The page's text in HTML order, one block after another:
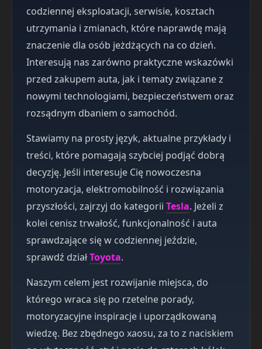
codziennej eksploatacji, serwisie, kosztach
utrzymania i zmianach, które naprawdę mają
znaczenie dla osób jeżdżących na co dzień.
Interesują nas zarówno praktyczne wskazówki
przed zakupem auta, jak i tematy związane z
nowymi technologiami, bezpieczeństwem oraz
rozsądnym dbaniem o samochód.
Stawiamy na prosty język, aktualne przykłady i
treści, które pomagają szybciej podjąć dobrą
decyzję. Jeśli interesuje Cię nowoczesna
motoryzacja, elektromobilność i rozwiązania
przyszłości, zajrzyj do kategorii Tesla. Jeżeli z
kolei cenisz trwałość, funkcjonalność i auta
sprawdzające się w codziennej jeździe,
sprawdź działToyota.
Naszym celem jest rozwijanie miejsca, do
którego wraca się po rzetelne porady,
motoryzacyjne inspiracje i uporządkowaną
wiedzę. Bez zbędnego хаosu, za to z naciskiem